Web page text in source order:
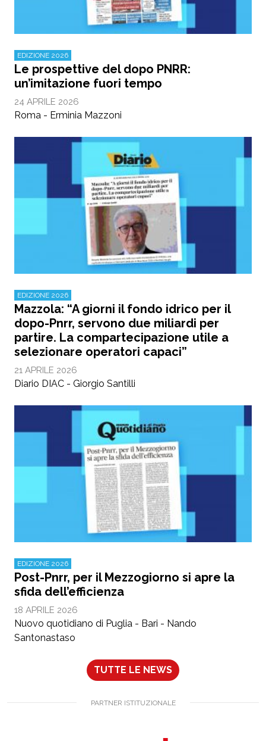
EDIZIONE 2026
Le prospettive del dopo PNRR:
un’imitazione fuori tempo
24 APRILE 2026
Roma - Erminia Mazzoni
EDIZIONE 2026
Mazzola: “A giorni il fondo idrico per il
dopo-Pnrr, servono due miliardi per
partire. La compartecipazione utile a
selezionare operatori capaci”
21 APRILE 2026
Diario DIAC - Giorgio Santilli
EDIZIONE 2026
Post-Pnrr, per il Mezzogiorno si apre la
sfida dell’efficienza
18 APRILE 2026
Nuovo quotidiano di Puglia - Bari - Nando
Santonastaso
TUTTE LE NEWS
PARTNER ISTITUZIONALE